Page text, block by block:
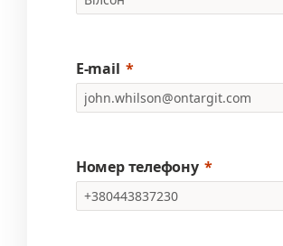
E-mail
Номер телефону